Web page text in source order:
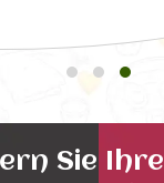
Sie Ihre